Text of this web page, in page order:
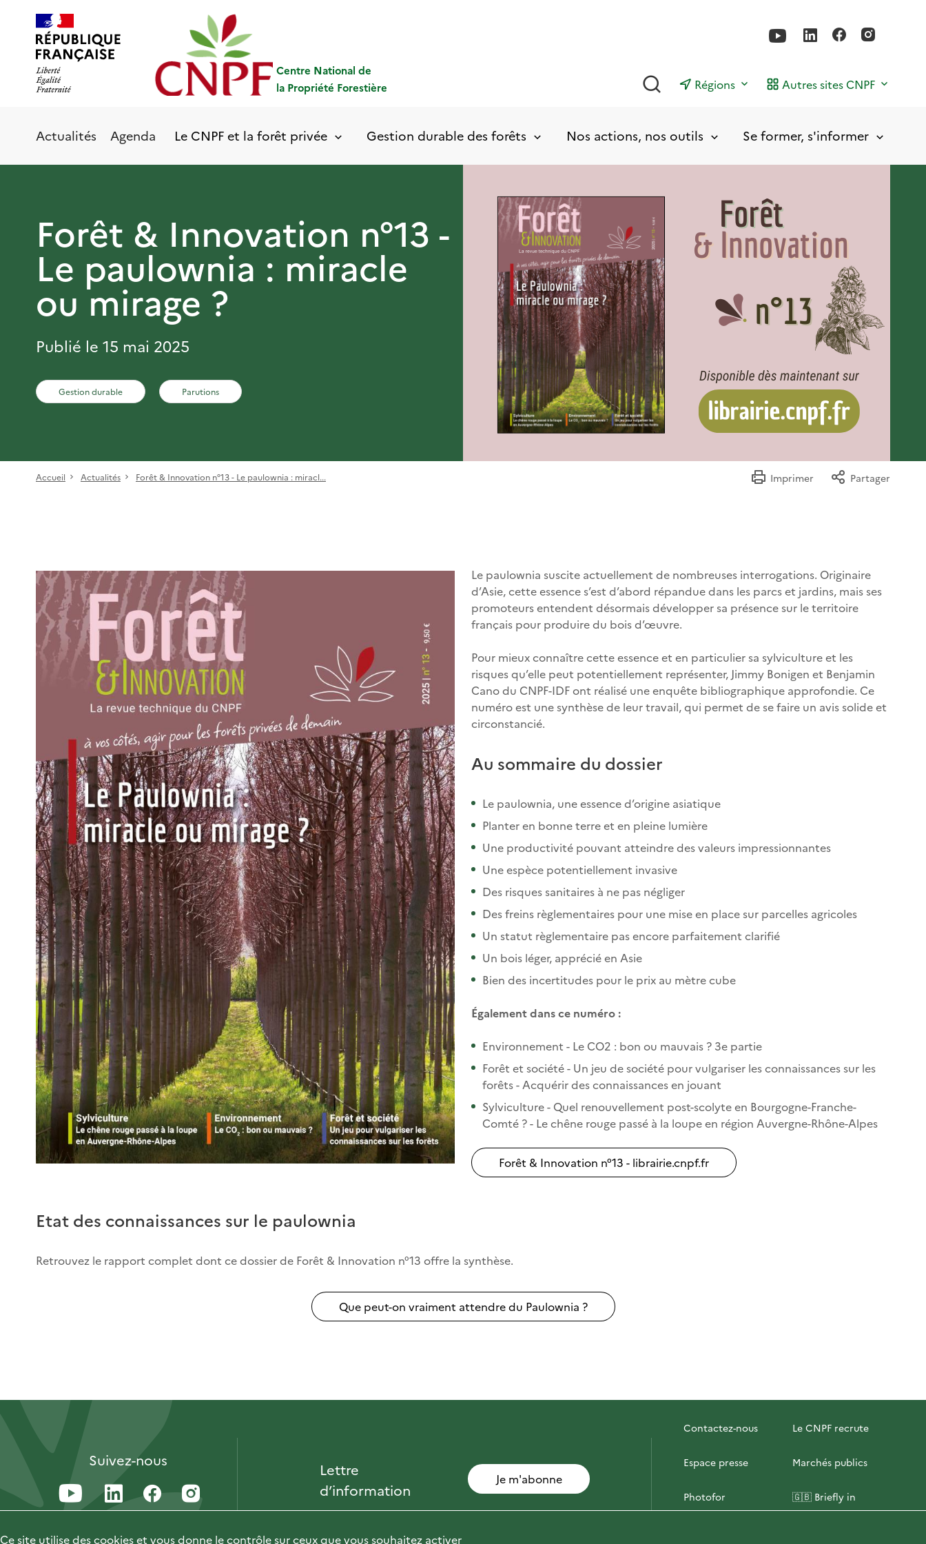
contenu
principal
Centre National de
la Propriété Forestière
Rechercher
Régions Autres sites CNPF
Actualités Agenda Le CNPF et la forêt privée Gestion durable des forêts Nos actions, nos outils Se former, s'informer
Forêt & Innovation n°13 -
Le paulownia : miracle
ou mirage ?
Publié le 15 mai 2025
Gestion durable Parutions
Accueil Actualités Forêt & Innovation n°13 - Le paulownia : miracl... Imprimer Partager
Le paulownia suscite actuellement de nombreuses interrogations. Originaire
d’Asie, cette essence s’est d’abord répandue dans les parcs et jardins, mais ses
promoteurs entendent désormais développer sa présence sur le territoire
français pour produire du bois d’œuvre.
Pour mieux connaître cette essence et en particulier sa sylviculture et les
risques qu’elle peut potentiellement représenter, Jimmy Bonigen et Benjamin
Cano du CNPF-IDF ont réalisé une enquête bibliographique approfondie. Ce
numéro est une synthèse de leur travail, qui permet de se faire un avis solide et
circonstancié.
Au sommaire du dossier
Le paulownia, une essence d’origine asiatique
Planter en bonne terre et en pleine lumière
Une productivité pouvant atteindre des valeurs impressionnantes
Une espèce potentiellement invasive
Des risques sanitaires à ne pas négliger
Des freins règlementaires pour une mise en place sur parcelles agricoles
Un statut règlementaire pas encore parfaitement clarifié
Un bois léger, apprécié en Asie
Bien des incertitudes pour le prix au mètre cube
Également dans ce numéro :
Environnement - Le CO2 : bon ou mauvais ? 3e partie
Forêt et société - Un jeu de société pour vulgariser les connaissances sur les
forêts - Acquérir des connaissances en jouant
Sylviculture - Quel renouvellement post-scolyte en Bourgogne-Franche-
Comté ? - Le chêne rouge passé à la loupe en région Auvergne-Rhône-Alpes
Forêt & Innovation n°13 - librairie.cnpf.fr
Etat des connaissances sur le paulownia
Retrouvez le rapport complet dont ce dossier de Forêt & Innovation n°13 offre la synthèse.
Que peut-on vraiment attendre du Paulownia ?
Suivez-nous
Lettre
d’information
Je m'abonne
Contactez-nous Le CNPF recrute
Espace presse Marchés publics
Photofor 🇬🇧 Briefly in
Ce site utilise des cookies et vous donne le contrôle sur ceux que vous souhaitez activer